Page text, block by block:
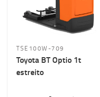
TSE100W-709
Toyota BT Optio 1t
estreito